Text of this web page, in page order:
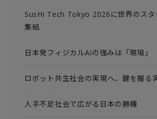
SusHi Tech Tokyo 2026に世界のスタ
集結
日本発フィジカルAIの強みは「現場」
ロボット共生社会の実現へ、鍵を握る
人手不足社会で広がる日本の勝機